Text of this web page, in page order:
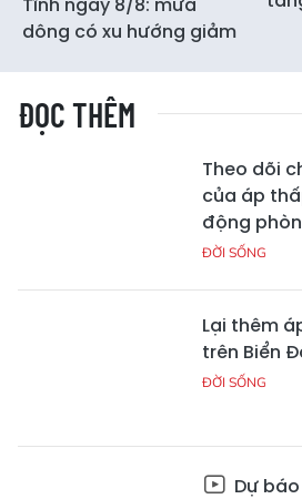
Tĩnh ngày 8/8: mưa
dông có xu hướng giảm
ĐỌC THÊM
Theo dõi
của áp
động
ĐỜI SỐNG
Lại thêm
trên Biển
ĐỜI SỐNG
Dự